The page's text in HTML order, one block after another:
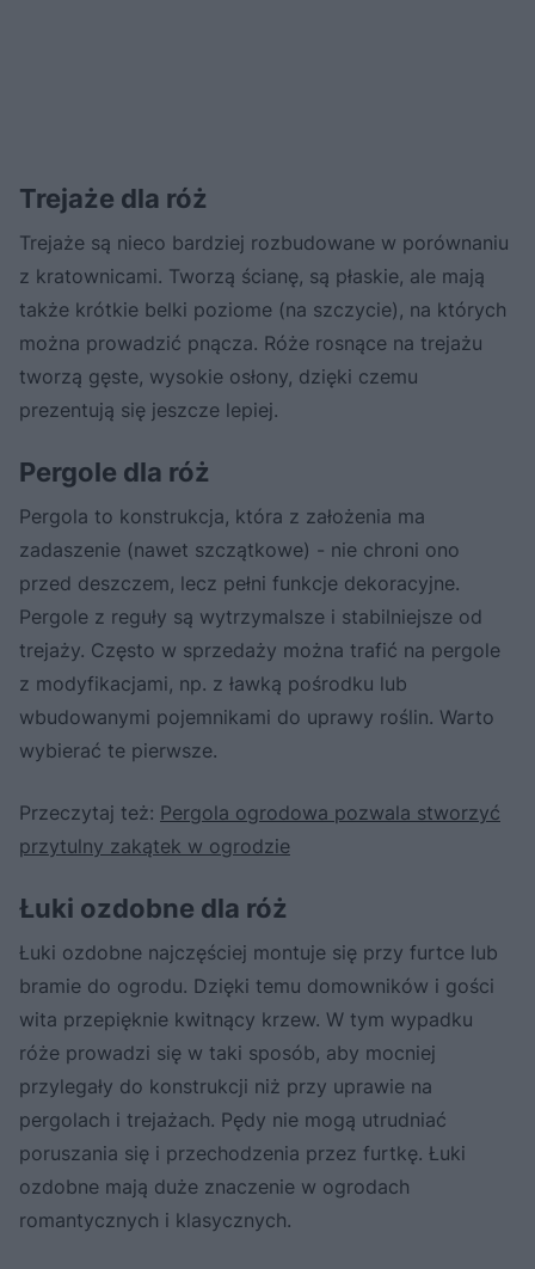
Trejaże dla róż
Trejaże są nieco bardziej rozbudowane w porównaniu
z kratownicami. Tworzą ścianę, są płaskie, ale mają
także krótkie belki poziome (na szczycie), na których
można prowadzić pnącza. Róże rosnące na trejażu
tworzą gęste, wysokie osłony, dzięki czemu
prezentują się jeszcze lepiej.
Pergole dla róż
Pergola to konstrukcja, która z założenia ma
zadaszenie (nawet szczątkowe) - nie chroni ono
przed deszczem, lecz pełni funkcje dekoracyjne.
Pergole z reguły są wytrzymalsze i stabilniejsze od
trejaży. Często w sprzedaży można trafić na pergole
z modyfikacjami, np. z ławką pośrodku lub
wbudowanymi pojemnikami do uprawy roślin. Warto
wybierać te pierwsze.
Przeczytaj też: Pergola ogrodowa pozwala stworzyć
przytulny zakątek w ogrodzie
Łuki ozdobne dla róż
Łuki ozdobne najczęściej montuje się przy furtce lub
bramie do ogrodu. Dzięki temu domowników i gości
wita przepięknie kwitnący krzew. W tym wypadku
róże prowadzi się w taki sposób, aby mocniej
przylegały do konstrukcji niż przy uprawie na
pergolach i trejażach. Pędy nie mogą utrudniać
poruszania się i przechodzenia przez furtkę. Łuki
ozdobne mają duże znaczenie w ogrodach
romantycznych i klasycznych.